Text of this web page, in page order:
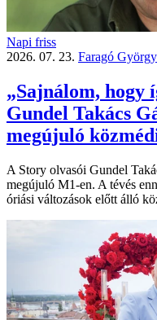
Napi friss
2026. 07. 23. Faragó György
„Sajnálom, hogy
Gundel Takács
megújuló
A Story olvasói Gundel
megújuló M1-en. A tévés
óriási változások előtt álló